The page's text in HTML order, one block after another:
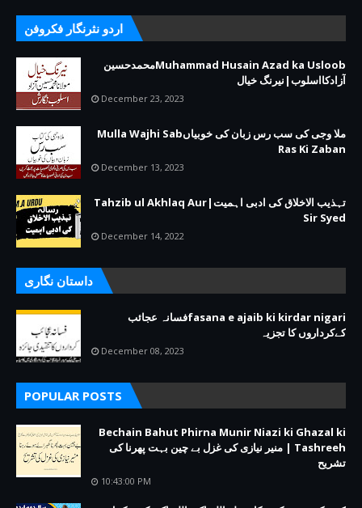
اردو نثرنگار فکروفن
Muhammad Husain Azad ka Usloobمحمدحسین
آزادکااسلوب|نیرنگ خیال
December 23, 2023
ملا وجی کی سب رس زبان کی خوبیاںMulla Wajhi Sab
Ras Ki Zaban
December 13, 2023
تہذیب الاخلاق کی ادبی اہمیت|Tahzib ul Akhlaq Aur
Sir Syed
December 14, 2022
داستان نگاری
fasana e ajaib ki kirdar nigariفسانہ عجائب
کےکرداروں کا تجزیہ
December 08, 2023
POPULAR POSTS
Bechain Bahut Phirna Munir Niazi ki Ghazal ki
Tashreeh | منیر نیازی کی غزل بے چین بہت پھرنا کی
تشریح
10:43:00 PM